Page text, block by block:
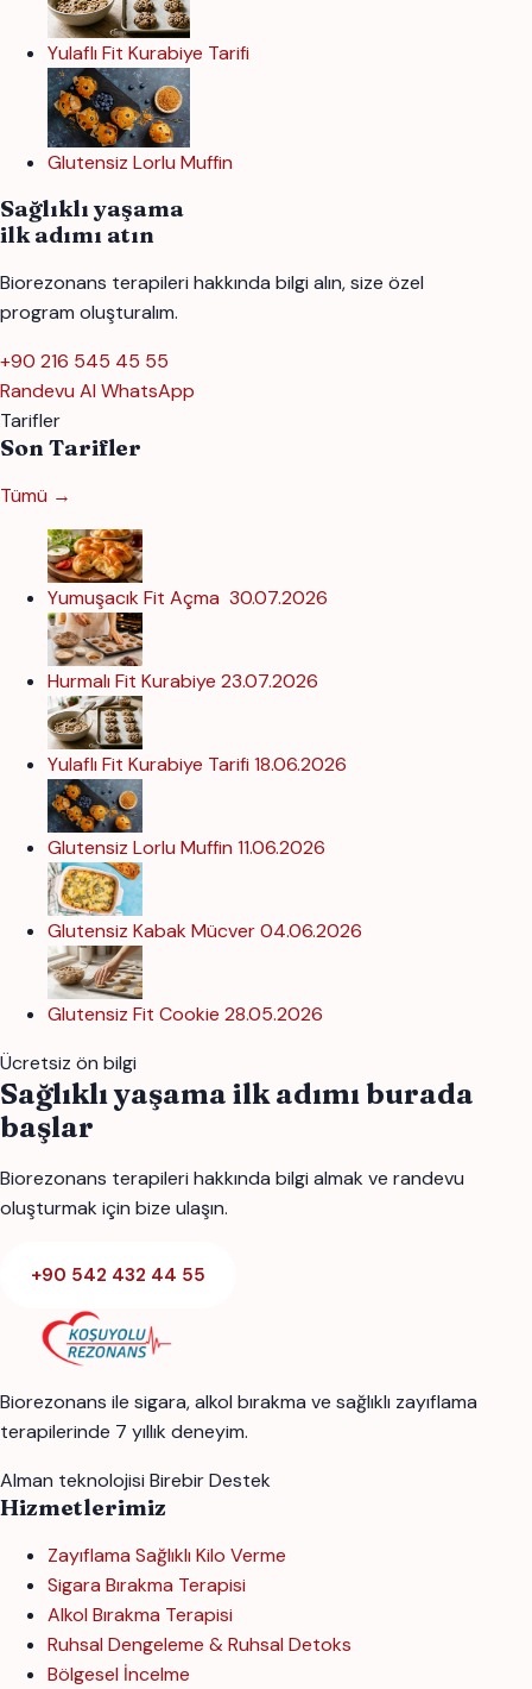
Yulaflı Fit Kurabiye Tarifi
Glutensiz Lorlu Muffin
Sağlıklı yaşama
ilk adımı atın
Biorezonans terapileri hakkında bilgi alın, size özel
program oluşturalım.
+90 216 545 45 55
Randevu Al WhatsApp
Tarifler
Son Tarifler
Tümü →
Yumuşacık Fit Açma 30.07.2026
Hurmalı Fit Kurabiye 23.07.2026
Yulaflı Fit Kurabiye Tarifi 18.06.2026
Glutensiz Lorlu Muffin 11.06.2026
Glutensiz Kabak Mücver04.06.2026
Glutensiz Fit Cookie 28.05.2026
Ücretsiz ön bilgi
Sağlıklı yaşama ilk adımı burada
başlar
Biorezonans terapileri hakkında bilgi almak ve randevu
oluşturmak için bize ulaşın.
+90 542 432 44 55
Biorezonans ile sigara, alkol bırakma ve sağlıklı zayıflama
terapilerinde 7 yıllık deneyim.
Alman teknolojisi Birebir Destek
Hizmetlerimiz
Zayıflama Sağlıklı Kilo Verme
Sigara Bırakma Terapisi
Alkol Bırakma Terapisi
Ruhsal Dengeleme & Ruhsal Detoks
Bölgesel İncelme